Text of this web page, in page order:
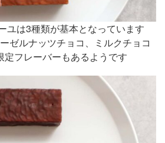
ユは3種類が基本となっています
ゼルナッツチョコ、ミルクチョコ
定フレーバーもあるようです